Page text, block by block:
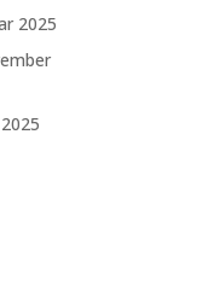
2025